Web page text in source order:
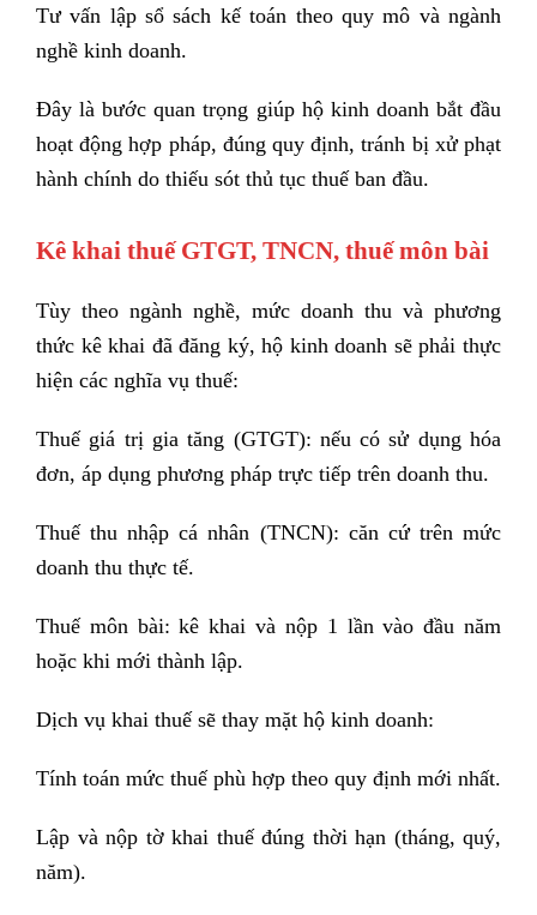
Tư vấn lập sổ sách kế toán theo quy mô và ngành
nghề kinh doanh.
Đây là bước quan trọng giúp hộ kinh doanh bắt đầu
hoạt động hợp pháp, đúng quy định, tránh bị xử phạt
hành chính do thiếu sót thủ tục thuế ban đầu.
Kê khai thuế GTGT, TNCN, thuế môn bài
Tùy theo ngành nghề, mức doanh thu và phương
thức kê khai đã đăng ký, hộ kinh doanh sẽ phải thực
hiện các nghĩa vụ thuế:
Thuế giá trị gia tăng (GTGT): nếu có sử dụng hóa
đơn, áp dụng phương pháp trực tiếp trên doanh thu.
Thuế thu nhập cá nhân (TNCN): căn cứ trên mức
doanh thu thực tế.
Thuế môn bài: kê khai và nộp 1 lần vào đầu năm
hoặc khi mới thành lập.
Dịch vụ khai thuế sẽ thay mặt hộ kinh doanh:
Tính toán mức thuế phù hợp theo quy định mới nhất.
Lập và nộp tờ khai thuế đúng thời hạn (tháng, quý,
năm).